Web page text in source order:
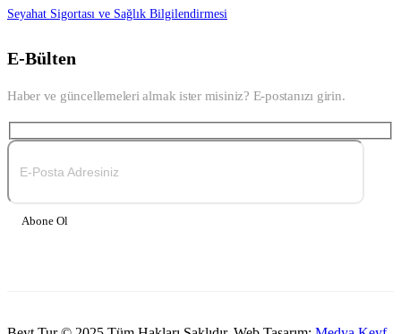
Seyahat Sigortası ve Sağlık Bilgilendirmesi
E-Bülten
Haber ve güncellemeleri almak ister misiniz? E-postanızı girin.
Abone Ol